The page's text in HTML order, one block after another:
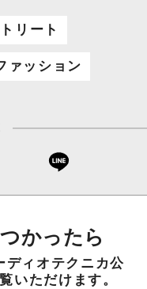
リート
ァッション
かったら
ディオテクニカ公
いただけます。